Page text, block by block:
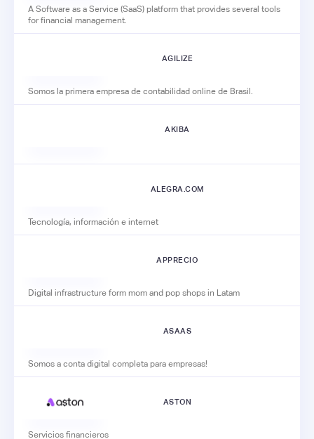
A Software as a Service (SaaS) platform that provides several tools
for financial management.
AGILIZE
Somos la primera empresa de contabilidad online de Brasil.
AKIBA
ALEGRA.COM
Tecnología, información e internet
APPRECIO
Digital infrastructure form mom and pop shops in Latam
ASAAS
Somos a conta digital completa para empresas!
ASTON
Servicios financieros